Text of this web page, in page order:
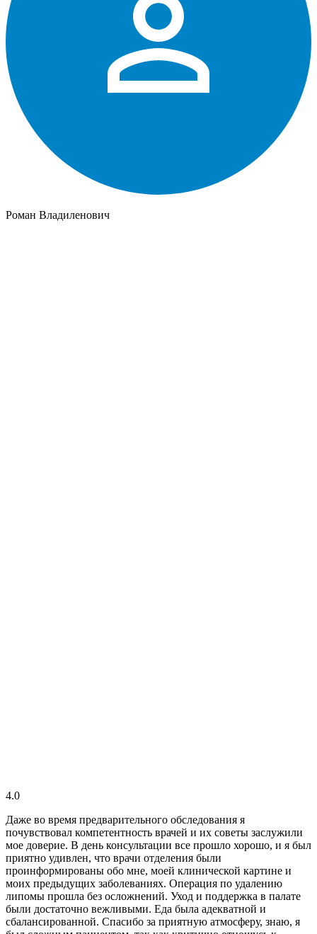
Роман Владиленович
4.0
Даже во время предварительного обследования я
почувствовал компетентность врачей и их советы заслужили
мое доверие. В день консультации все прошло хорошо, и я был
приятно удивлен, что врачи отделения были
проинформированы обо мне, моей клинической картине и
моих предыдущих заболеваниях. Операция по удалению
липомы прошла без осложнений. Уход и поддержка в палате
были достаточно вежливыми. Еда была адекватной и
сбалансированной. Спасибо за приятную атмосферу, знаю, я